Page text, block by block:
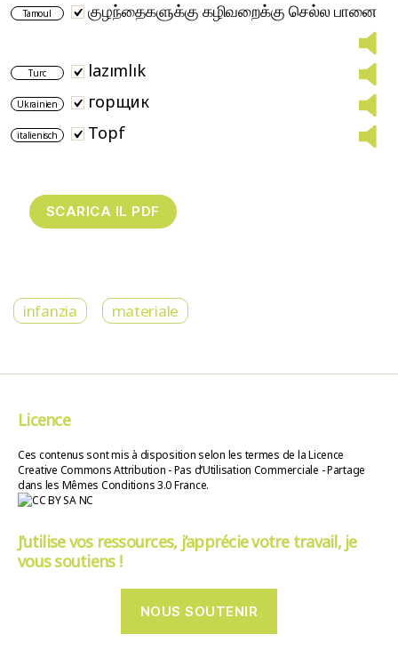
Tamoul குழந்தைகளுக்கு கழிவறைக்கு செல்ல பானை
Turc lazımlık
Ukrainien горщик
italienisch Topf
infanzia materiale
Licence
Ces contenus sont mis à disposition selon les termes de la Licence
Creative Commons Attribution - Pas d’Utilisation Commerciale - Partage
dans les Mêmes Conditions 3.0 France.
J’utilise vos ressources, j’apprécie votre travail, je
vous soutiens !
NOUS SOUTENIR